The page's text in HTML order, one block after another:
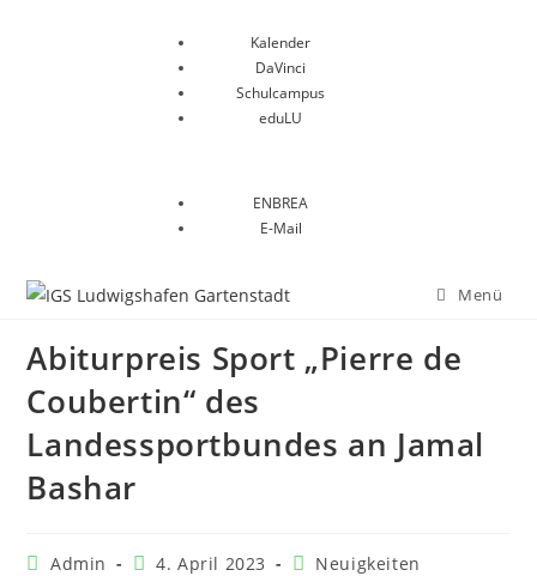
Kalender
DaVinci
Schulcampus
eduLU
ENBREA
E-Mail
Menü
Abiturpreis Sport „Pierre de
Coubertin“ des
Landessportbundes an Jamal
Bashar
Admin 4. April 2023 Neuigkeiten